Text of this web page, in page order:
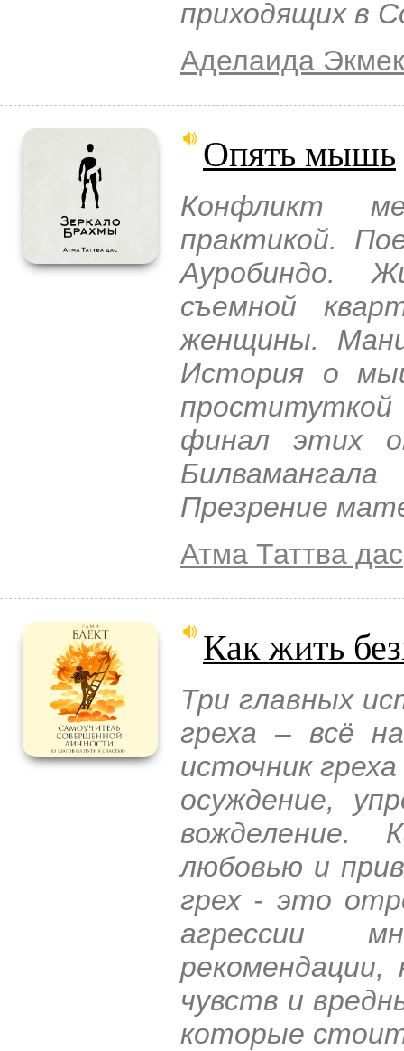
приходящих в
Аделаида
Опять мышь
Конфликт
практикой.
Ауробиндо.
съемной
женщины.
История о
финал этих
Презрение
Атма Таттва дас
Как жить
Три главных
греха – всё
источник
осуждение,
вожделение.
любовью и
грех - это
агрессии
чувств и
которые